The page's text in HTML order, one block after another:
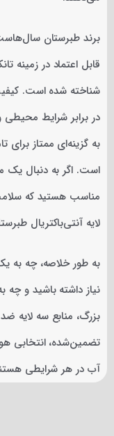
برند طبرستان
قابل اعتماد در زمینه
شناخته شده است.
در برابر شرایط محیطی
به گزینه‌ای ممتاز
است. اگر به دنبال یک
مناسب هستید که
لایه آنتی‌باکتریال
تضمین‌شده، انتخابی
آب در هر شرایطی